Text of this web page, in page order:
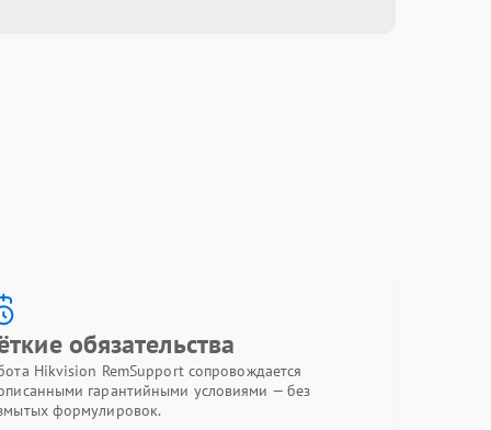
обязательства
Hikvision RemSupport сопровождается
гарантийными условиями — без
формулировок.